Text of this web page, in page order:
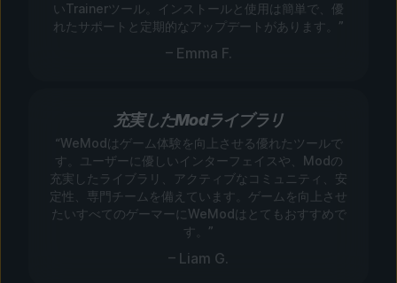
いTrainerツール。インストールと使用は簡単で、優
れたサポートと定期的なアップデートがあります。”
– Emma F.
充実したModライブラリ
“WeModはゲーム体験を向上させる優れたツールで
す。ユーザーに優しいインターフェイスや、Modの
充実したライブラリ、アクティブなコミュニティ、安
定性、専門チームを備えています。ゲームを向上させ
たいすべてのゲーマーにWeModはとてもおすすめで
す。”
– Liam G.